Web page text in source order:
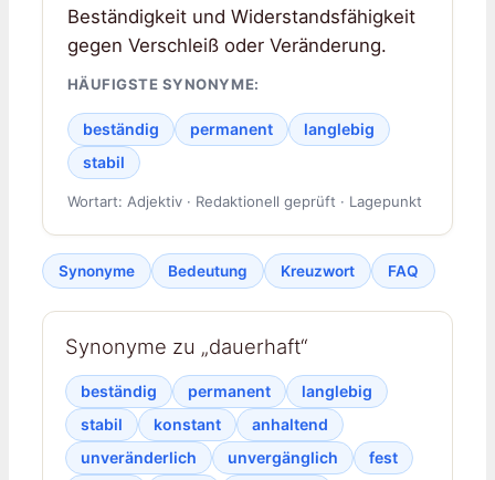
Beständigkeit und Widerstandsfähigkeit
gegen Verschleiß oder Veränderung.
HÄUFIGSTE SYNONYME:
beständig permanent
langlebig
stabil
Wortart: Adjektiv · Redaktionell geprüft · Lagepunkt
Synonyme Bedeutung Kreuzwort FAQ
Synonyme zu „dauerhaft“
beständig permanent
langlebig
stabil
konstant
anhaltend
unveränderlich
unvergänglich
fest